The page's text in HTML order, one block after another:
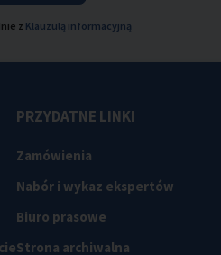
z Klauzulą informacyjną
PRZYDATNE LINKI
Zamówienia
Nabór i wykaz ekspertów
Biuro prasowe
Strona archiwalna